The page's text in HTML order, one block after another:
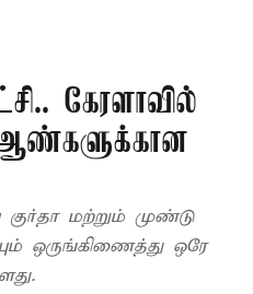
கேரளாவில்
மற்றும் முண்டு
ஒருங்கிணைத்து ஒரே